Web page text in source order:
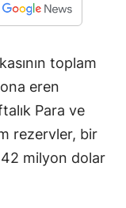
toplam
eren
Para ve
rezervler, bir
milyon dolar